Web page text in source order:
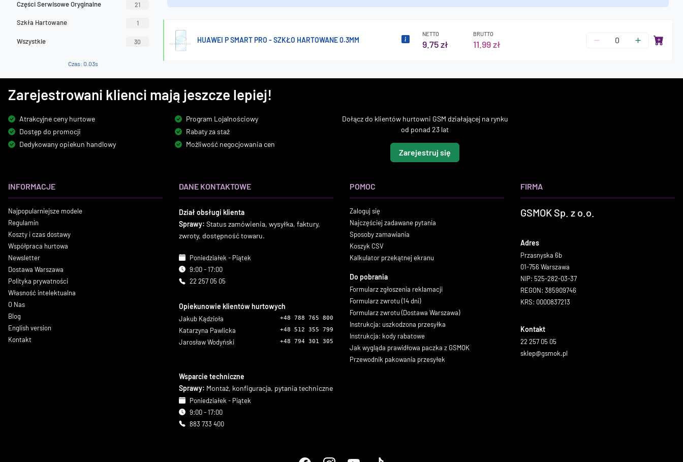
Części Serwisowe Oryginalne 21
Szkła Hartowane 1
Wszystkie 30
Czas: 0.03s
HUAWEI P SMART PRO - SZKŁO HARTOWANE 0.3MM
NETTO
9.75 zł
BRUTTO
11.99 zł
Zarejestrowani klienci mają jeszcze lepiej!
Atrakcyjne ceny hurtowe
Dostęp do promocji
Dedykowany opiekun handlowy
Program Lojalnościowy
Rabaty za staż
Możliwość negocjowania cen
Dołącz do klientów hurtowni GSM działającej na rynku
od ponad 23 lat
Zarejestruj się
INFORMACJE
Najpopularniejsze modele
Regulamin
Koszty i czas dostawy
Współpraca hurtowa
Newsletter
Dostawa Warszawa
Polityka prywatności
Własność intelektualna
O Nas
Blog
English version
Kontakt
DANE KONTAKTOWE
Dział obsługi klienta
Sprawy: Status zamówienia, wysyłka, faktury,
zwroty, dostępność towaru.
Poniedziałek - Piątek
9:00 - 17:00
22 257 05 05
Opiekunowie klientów hurtowych
Jakub Kądzioła +48 788 765 800
Katarzyna Pawlicka +48 512 355 799
Jarosław Wodyński +48 794 301 305
Wsparcie techniczne
Sprawy: Montaż, konfiguracja, pytania techniczne
Poniedziałek - Piątek
9:00 - 17:00
883 733 400
POMOC
Zaloguj się
Najczęściej zadawane pytania
Sposoby zamawiania
Koszyk CSV
Kalkulator przekątnej ekranu
Do pobrania
Formularz zgłoszenia reklamacji
Formularz zwrotu (14 dni)
Formularz zwrotu (Dostawa Warszawa)
Instrukcja: uszkodzona przesyłka
Instrukcja: kody rabatowe
Jak wygląda prawidłowa paczka z GSMOK
Przewodnik pakowania przesyłek
FIRMA
GSMOK Sp. z o.o.
Adres
Przasnyska 6b
01-756 Warszawa
NIP: 525-282-03-37
REGON: 385909746
KRS: 0000837213
Kontakt
22 257 05 05
sklep@gsmok.pl